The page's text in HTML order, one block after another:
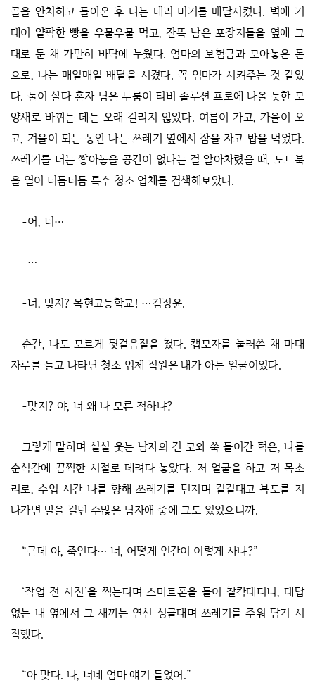
골을 안치하고 돌아온 후 나는 데리 버거를 배달시켰다. 벽에 기
대어 얄팍한 빵을 우물우물 먹고, 잔뜩 남은 포장지들을 옆에 그
대로 둔 채 가만히 바닥에 누웠다. 엄마의 보험금과 모아놓은 돈
으로, 나는 매일매일 배달을 시켰다. 꼭 엄마가 시켜주는 것 같았
다. 둘이 살다 혼자 남은 투룸이 티비 솔루션 프로에 나올 듯한 모
양새로 바뀌는 데는 오래 걸리지 않았다. 여름이 가고, 가을이 오
고, 겨울이 되는 동안 나는 쓰레기 옆에서 잠을 자고 밥을 먹었다.
쓰레기를 더는 쌓아놓을 공간이 없다는 걸 알아차렸을 때, 노트북
을 열어 더듬더듬 특수 청소 업체를 검색해보았다.
-어, 너…
-…
-너, 맞지? 목현고등학교! …김정윤.
순간, 나도 모르게 뒷걸음질을 쳤다. 캡모자를 눌러쓴 채 마대
자루를 들고 나타난 청소 업체 직원은 내가 아는 얼굴이었다.
-맞지? 야, 너 왜 나 모른 척하냐?
그렇게 말하며 실실 웃는 남자의 긴 코와 쑥 들어간 턱은, 나를
순식간에 끔찍한 시절로 데려다 놓았다. 저 얼굴을 하고 저 목소
리로, 수업 시간 나를 향해 쓰레기를 던지며 킬킬대고 복도를 지
나가면 발을 걸던 수많은 남자애 중에 그도 있었으니까.
“근데 야, 죽인다… 너, 어떻게 인간이 이렇게 사냐?”
‘작업 전 사진’을 찍는다며 스마트폰을 들어 찰칵대더니, 대답
없는 내 옆에서 그 새끼는 연신 싱글대며 쓰레기를 주워 담기 시
작했다.
“아 맞다. 나, 너네 엄마 얘기 들었어.”